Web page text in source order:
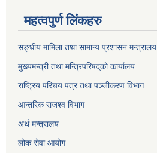
महत्वपुर्ण लिंकहरु
सङ्घीय मामिला तथा सामान्य प्रशासन मन्त्रालय
मुख्यमन्त्री तथा मन्त्रिपरिषद्‌को कार्यालय
राष्ट्रिय परिचय पत्र तथा पञ्जीकरण विभाग
आन्तरिक राजश्व विभाग
अर्थ मन्त्रालय
लोक सेवा आयोग